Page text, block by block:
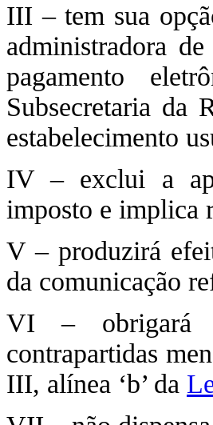
III – tem sua
administradora
pagamento
Subsecretaria da
estabelecimento
IV – exclui a
imposto e implica
V – produzirá
da comunicação
VI – obrigará
contrapartidas
III, alínea ‘b’ da